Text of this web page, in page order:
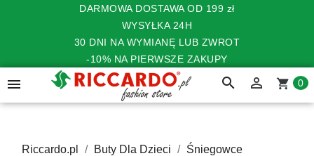
DARMOWA DOSTAWA OD 199 zł
WYSYŁKA 24H
30 DNI NA WYMIANĘ LUB ZWROT
-10% NA PIERWSZE ZAKUPY
 search  shopping_cart 0
Riccardo.pl Buty Dla Dzieci
Śniegowce